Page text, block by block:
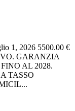
1, 2026 5500.00 €
GARANZIA
AL 2028.
TASSO